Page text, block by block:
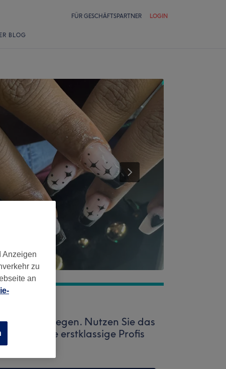
FÜR GESCHÄFTSPARTNER LOGIN
BLOG
entgegen. Nutzen Sie das
viele erstklassige Profis
Anzeigen
zu
an